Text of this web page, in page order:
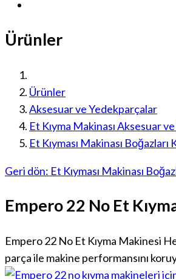
Ürünler
Ürünler
Aksesuar ve Yedekparçalar
Et Kıyma Makinası Aksesuar
Et Kıyması Makinası Boğazları
Geri dön: Et Kıyması Makinası
Empero 22 No Et
Empero 22 No Et Kıyma Makinesi
parça ile makine performansını